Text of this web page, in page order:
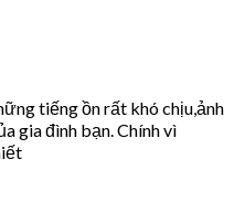
tiếng ồn rất khó chịu,ảnh
gia đình bạn. Chính vì